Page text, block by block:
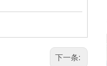
下一条: